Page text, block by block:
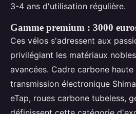
3-4 ans d'utilisation régulière.
Gamme premium : 3000
Ces vélos s'adressent aux
privilégiant les matériaux
avancées. Cadre carbone
transmission électronique
eTap, roues carbone tubeless,